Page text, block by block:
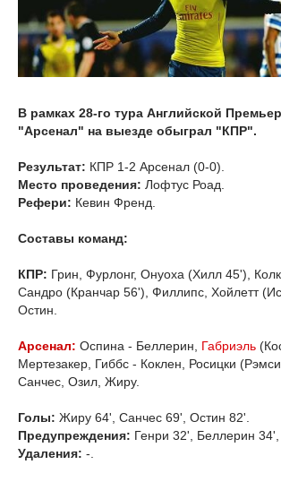
В рамках 28-го тура Английской
"Арсенал" на выезде обыграл "КПР".
Результат: КПР 1-2 Арсенал (0-0).
Место проведения: Лофтус Роад.
Рефери: Кевин Френд.
Составы команд:
КПР: Грин, Фурлонг, Онуоха (Хилл 45'),
Сандро (Кранчар 56'), Филлипс, Хойлетт
Остин.
Арсенал: Оспина - Беллерин, Габриэль
Мертезакер, Гиббс - Коклен, Росицки
Санчес, Озил, Жиру.
Голы: Жиру 64', Санчес 69', Остин 82'.
Предупреждения: Генри 32', Беллерин
Удаления: -.